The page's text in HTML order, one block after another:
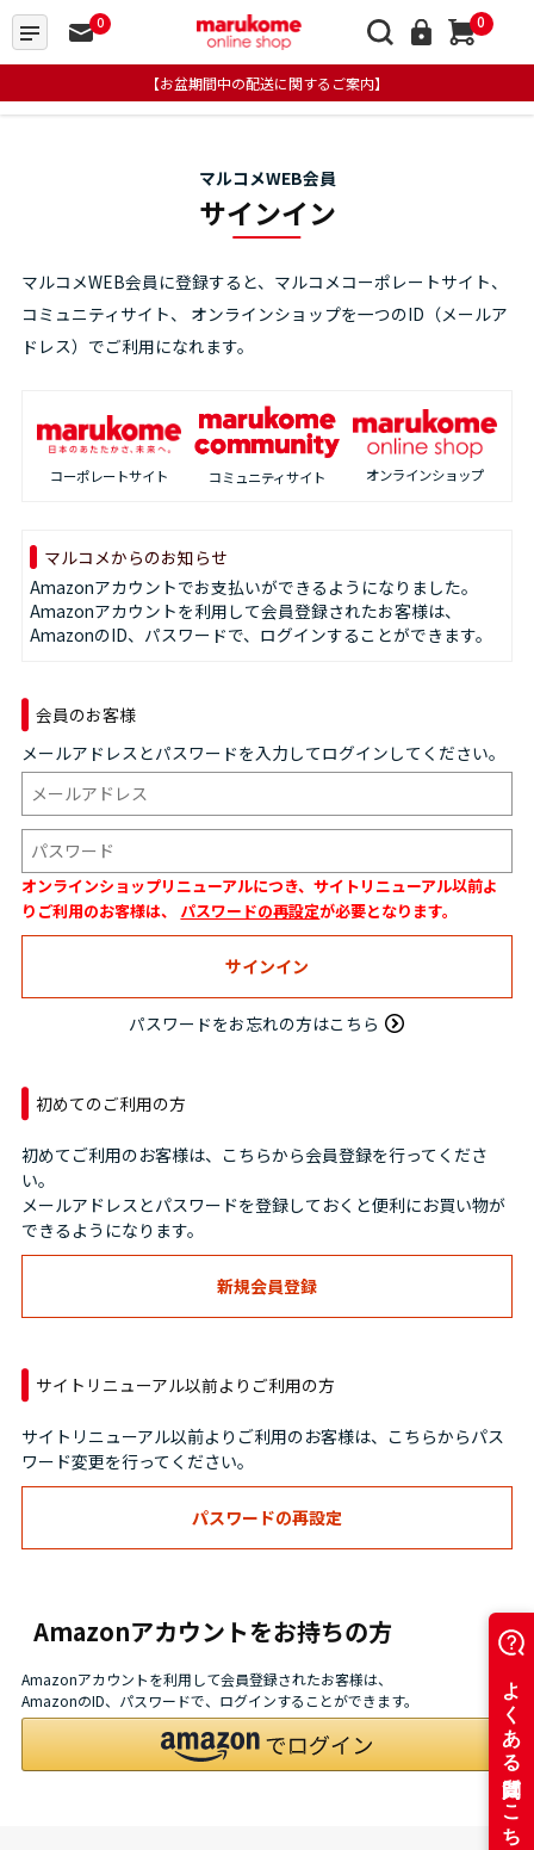
0 0
【お盆期間中の配送に関するご案内】
マルコメWEB会員
サインイン
マルコメWEB会員に登録すると、マルコメコーポレートサイト、
コミュニティサイト、
オンラインショップを一つのID（メールア
ドレス）でご利用になれます。
コーポレートサイト コミュニティサイト オンラインショップ
マルコメからのお知らせ
Amazonアカウントでお支払いができるようになりました。
Amazonアカウントを利用して会員登録されたお客様は、
AmazonのID、パスワードで、ログインすることができます。
会員のお客様
メールアドレスとパスワードを入力してログインしてください。
オンラインショップリニューアルにつき、サイトリニューアル以前よ
りご利用のお客様は、 パスワードの再設定が必要となります。
パスワードをお忘れの方はこちら
初めてのご利用の方
初めてご利用のお客様は、こちらから会員登録を行ってくださ
い。
メールアドレスとパスワードを登録しておくと便利にお買い物が
できるようになります。
サイトリニューアル以前よりご利用の方
サイトリニューアル以前よりご利用のお客様は、こちらからパス
ワード変更を行ってください。
Amazonアカウントをお持ちの方
Amazonアカウントを利用して会員登録されたお客様は、
AmazonのID、パスワードで、ログインすることができます。